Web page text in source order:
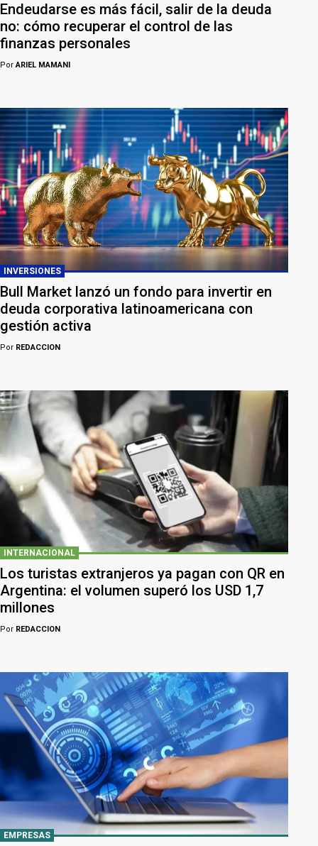
Endeudarse es más fácil, salir de la deuda
no: cómo recuperar el control de las
finanzas personales
PorARIEL MAMANI
INVERSIONES
Bull Market lanzó un fondo para invertir en
deuda corporativa latinoamericana con
gestión activa
Por REDACCION
INTERNACIONAL
Los turistas extranjeros ya pagan con QR en
Argentina: el volumen superó los USD 1,7
millones
Por REDACCION
EMPRESAS